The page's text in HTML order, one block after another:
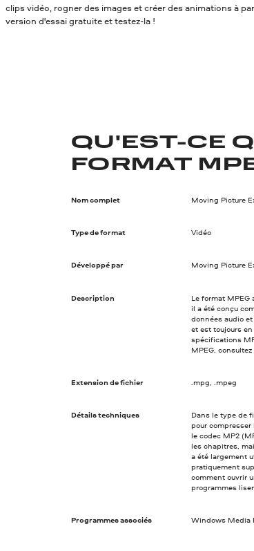
clips vidéo, rogner des images et créer des animations à
version d'essai gratuite et testez-la !
QU'EST-CE
FORMAT
Nom complet Moving Picture
Type de format Vidéo
Développé par Moving Picture
Description
Le format MPEG
il a été conçu
données audio
et est toujours
spécifications
MPEG,
Extension de fichier .mpg, .mpeg
Détails techniques
Dans le type de
pour
le codec MP2
les chapitres,
a été largement
pratiquement
comment ouvrir
programmes
Programmes associés Windows Media